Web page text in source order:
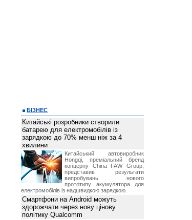
БІЗНЕС
Китайські розробники створили
батарею для електромобілів із
зарядкою до 70% менш ніж за 4
хвилини
Китайський автовиробник
Hongqi, преміальний бренд
концерну China FAW Group,
представив результати
випробувань нового
прототипу акумулятора для
електромобілів із надшвидкою зарядкою.
Смартфони на Android можуть
здорожчати через нову цінову
політику Qualcomm